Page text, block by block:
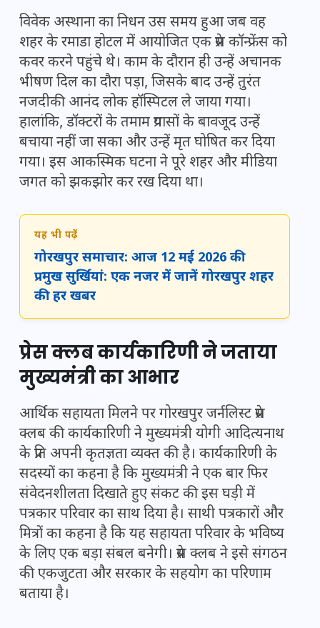
विवेक अस्थाना का निधन उस समय हुआ जब वह
शहर के रमाडा होटल में आयोजित एक प्रेस कॉन्फ्रेंस को
कवर करने पहुंचे थे। काम के दौरान ही उन्हें अचानक
भीषण दिल का दौरा पड़ा, जिसके बाद उन्हें तुरंत
नजदीकी आनंद लोक हॉस्पिटल ले जाया गया।
हालांकि, डॉक्टरों के तमाम प्रयासों के बावजूद उन्हें
बचाया नहीं जा सका और उन्हें मृत घोषित कर दिया
गया। इस आकस्मिक घटना ने पूरे शहर और मीडिया
जगत को झकझोर कर रख दिया था।
यह भी पढ़ें
गोरखपुर समाचार: आज 12 मई 2026 की
प्रमुख सुर्खियां: एक नजर में जानें गोरखपुर शहर
की हर खबर
प्रेस क्लब कार्यकारिणी ने जताया
मुख्यमंत्री का आभार
आर्थिक सहायता मिलने पर गोरखपुर जर्नलिस्ट प्रेस
क्लब की कार्यकारिणी ने मुख्यमंत्री योगी आदित्यनाथ
के प्रति अपनी कृतज्ञता व्यक्त की है। कार्यकारिणी के
सदस्यों का कहना है कि मुख्यमंत्री ने एक बार फिर
संवेदनशीलता दिखाते हुए संकट की इस घड़ी में
पत्रकार परिवार का साथ दिया है। साथी पत्रकारों और
मित्रों का कहना है कि यह सहायता परिवार के भविष्य
के लिए एक बड़ा संबल बनेगी। प्रेस क्लब ने इसे संगठन
की एकजुटता और सरकार के सहयोग का परिणाम
बताया है।